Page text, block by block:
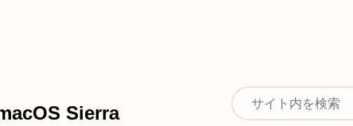
Sierra